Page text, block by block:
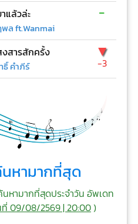
แล้วล่ะ
พล ft.Wanmai
-
สารสักครั้ง
คำภีร์
▼
-3
หามากที่สุด
ามากที่สุดประจำวัน อัพเดท
09/08/2569 | 20:00)